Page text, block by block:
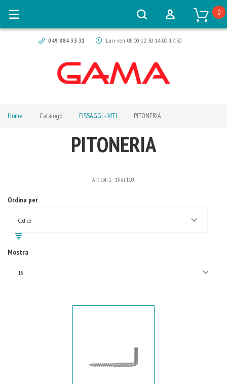
049 884 33 31 Lun-ven 08:00-12:30 14:00-17:30
0
Home Catalogo FISSAGGI - VITI PITONERIA
PITONERIA
Ordina per
Codice
Articoli 1 -15 di 110
Mostra
15